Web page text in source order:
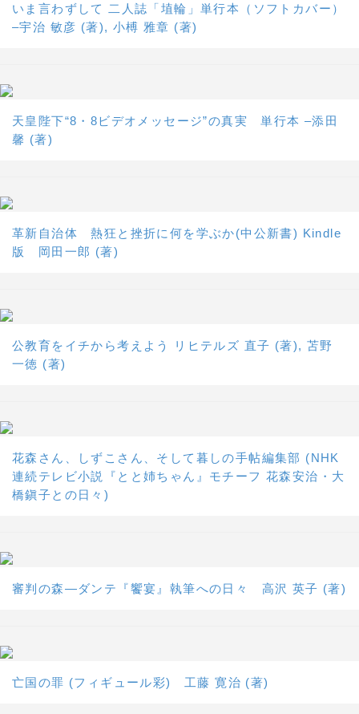
いま言わずして 二人誌「埴輪」単行本（ソフトカバー）
–宇治 敏彦 (著), 小榑 雅章 (著)
天皇陛下“8・8ビデオメッセージ”の真実 単行本 –添田
馨 (著)
革新自治体 熱狂と挫折に何を学ぶか(中公新書) Kindle
版 岡田一郎 (著)
公教育をイチから考えよう リヒテルズ 直子 (著), 苫野
一徳 (著)
花森さん、しずこさん、そして暮しの手帖編集部 (NHK
連続テレビ小説『とと姉ちゃん』モチーフ 花森安治・大
橋鎭子との日々)
審判の森―ダンテ『饗宴』執筆への日々 高沢 英子 (著)
亡国の罪 (フィギュール彩) 工藤 寛治 (著)